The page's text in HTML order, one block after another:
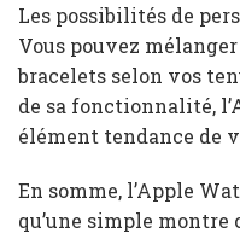
Les possibilités de
Vous pouvez
bracelets selon vos
de sa fonctionnalité,
élément tendance de
En somme, l’Apple
qu’une simple